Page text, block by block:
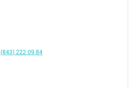
(843) 222 09 84